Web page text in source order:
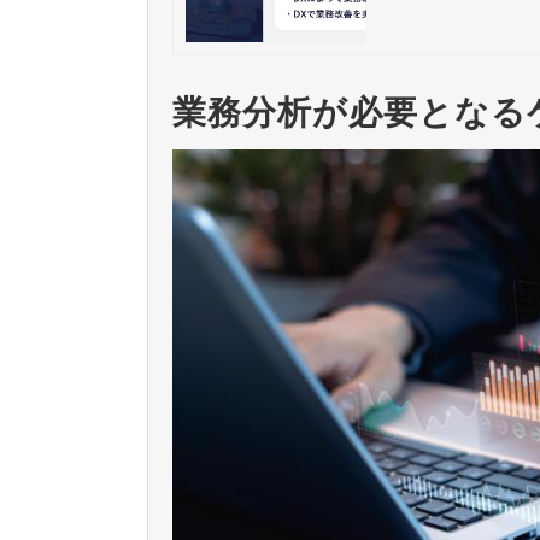
業務分析が必要となる